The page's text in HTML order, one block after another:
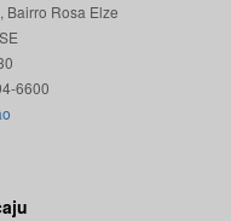
Bairro Rosa Elze